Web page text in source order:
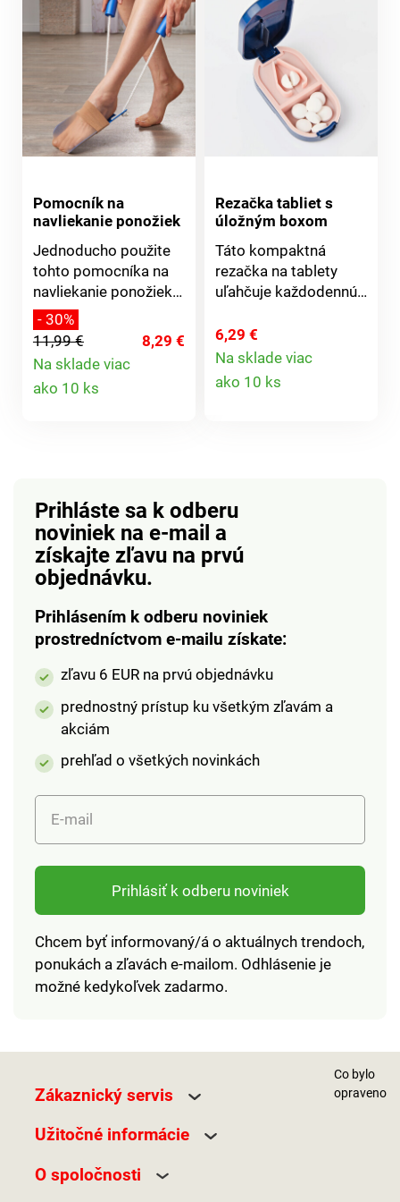
cholekalciferol
(vitamín D3). Obsah
účinných zložiek v 1
tablete μg/1 tbl %
referenčná hodnota
minútach bezchybne a
hygienicky čisté.
Pomocník na
navliekanie ponožiek
Jednoducho použite
tohto pomocníka na
navliekanie ponožiek.
Vďaka nemu sa Vaše
ruky "predĺžia",
ponožky navlečiete
pohodlne a bez
namáhavého
- 30%
11,99 €
8,29 €
Na sklade viac
ako 10 ks
Rezačka tabliet s
úložným boxom
Táto kompaktná
rezačka na tablety
uľahčuje každodennú
čisto, bezpečne a bez
námahy. Je vybavená
úložným priestorom,
Kompaktná a ľahká
konštrukcia na cesty.
Java.
6,29 €
Na sklade viac
ako 10 ks
Prihláste sa k odberu
noviniek na e-mail a
získajte zľavu na prvú
objednávku.
Prihlásením k odberu noviniek
prostredníctvom e-mailu získate:
zľavu 6 EUR na prvú objednávku
prednostný prístup ku všetkým zľavám a
akciám
prehľad o všetkých novinkách
E-mail
Prihlásiť k odberu noviniek
Chcem byť informovaný/á o aktuálnych trendoch,
ponukách a zľavách e-mailom. Odhlásenie je
možné kedykoľvek zadarmo.
Zákaznický servis
Užitočné informácie
O spoločnosti
Co bylo
opraveno